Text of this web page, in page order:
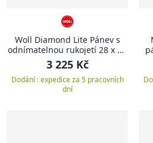
Woll Diamond Lite Pánev s
odnímatelnou rukojetí 28 x 28
cm
3 225 Kč
Dodání : expedice za 5 pracovních
dní